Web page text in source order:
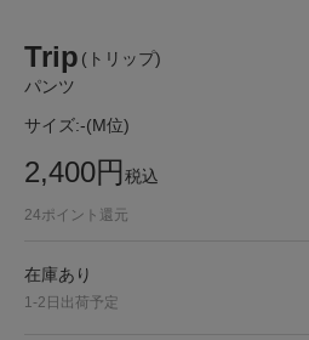
Trip (トリップ)
パンツ
サイズ:-(M位)
2,400円税込
24ポイント還元
在庫あり
1-2日出荷予定